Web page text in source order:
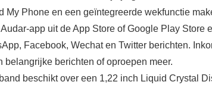
Phone en een geïntegreerde wekfunctie
app uit de App Store of Google Play
Facebook, Wechat en Twitter berichten.
berichten of oproepen meer.
beschikt over een 1,22 inch Liquid Crystal